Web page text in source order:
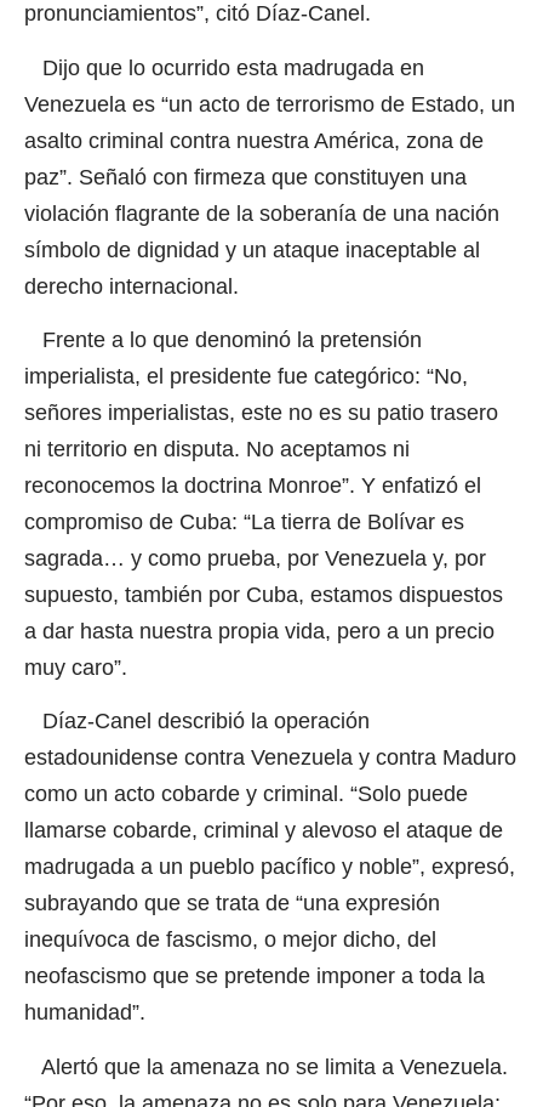
pronunciamientos”, citó Díaz-Canel.
Dijo que lo ocurrido esta madrugada en
Venezuela es “un acto de terrorismo de Estado, un
asalto criminal contra nuestra América, zona de
paz”. Señaló con firmeza que constituyen una
violación flagrante de la soberanía de una nación
símbolo de dignidad y un ataque inaceptable al
derecho internacional.
Frente a lo que denominó la pretensión
imperialista, el presidente fue categórico: “No,
señores imperialistas, este no es su patio trasero
ni territorio en disputa. No aceptamos ni
reconocemos la doctrina Monroe”. Y enfatizó el
compromiso de Cuba: “La tierra de Bolívar es
sagrada… y como prueba, por Venezuela y, por
supuesto, también por Cuba, estamos dispuestos
a dar hasta nuestra propia vida, pero a un precio
muy caro”.
Díaz-Canel describió la operación
estadounidense contra Venezuela y contra Maduro
como un acto cobarde y criminal. “Solo puede
llamarse cobarde, criminal y alevoso el ataque de
madrugada a un pueblo pacífico y noble”, expresó,
subrayando que se trata de “una expresión
inequívoca de fascismo, o mejor dicho, del
neofascismo que se pretende imponer a toda la
humanidad”.
Alertó que la amenaza no se limita a Venezuela.